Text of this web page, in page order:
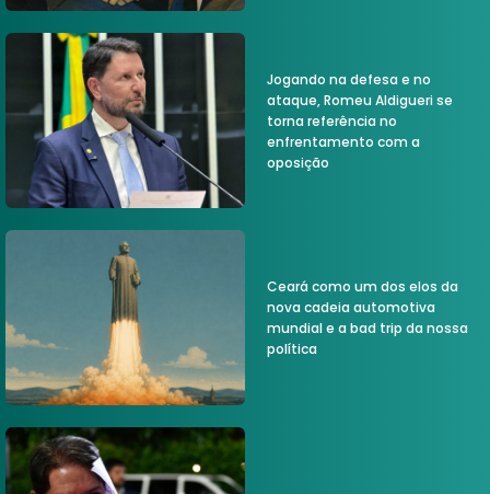
Jogando na defesa e no
ataque, Romeu Aldigueri se
torna referência no
enfrentamento com a
oposição
Ceará como um dos elos da
nova cadeia automotiva
mundial e a bad trip da nossa
política